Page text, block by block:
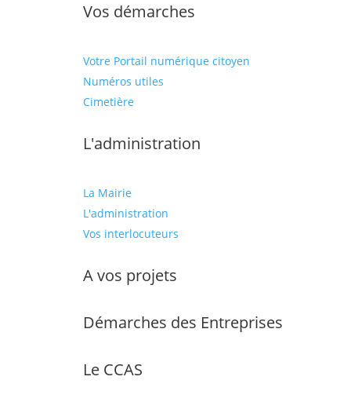
Vos démarches
Votre Portail numérique citoyen
Numéros utiles
Cimetière
L'administration
La Mairie
L'administration
Vos interlocuteurs
A vos projets
Démarches des Entreprises
Le CCAS